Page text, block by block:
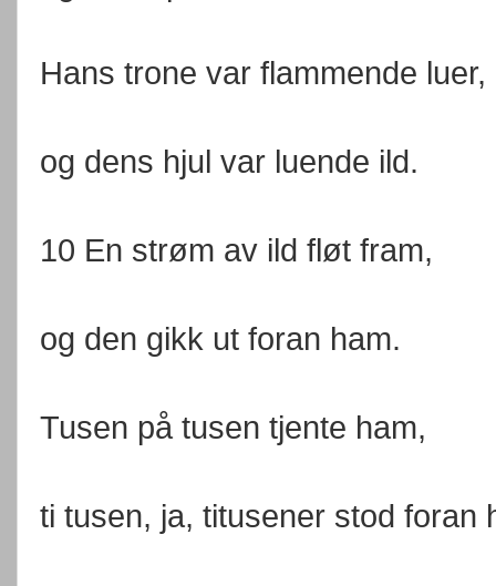
Hans trone var flammende luer,
og dens hjul var luende ild.
10 En strøm av ild fløt fram,
og den gikk ut foran ham.
Tusen på tusen tjente ham,
ti tusen, ja, titusener stod foran